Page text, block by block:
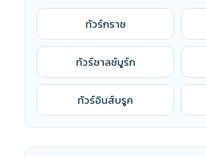
ทัวร์กราซ
ทัวร์ซาลซ์บูร์ก
ทัวร์อินส์บรูค